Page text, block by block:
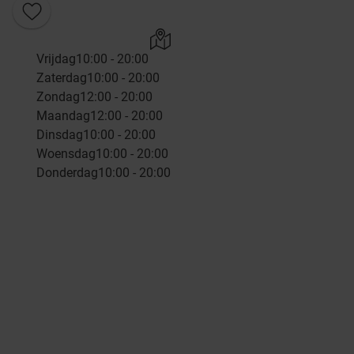
Vrijdag10:00 - 20:00
Zaterdag10:00 - 20:00
Zondag12:00 - 20:00
Maandag12:00 - 20:00
Dinsdag10:00 - 20:00
Woensdag10:00 - 20:00
Donderdag10:00 - 20:00